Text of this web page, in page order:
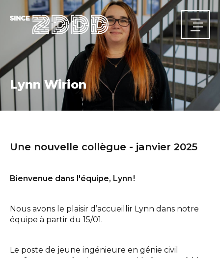
Qui nous sommes
Notre parcours
Nos équipes
DOMAINES D'ACTIVITÉ
CONTACT
INFO@DAEDALUS.LU +352 26 87 03 55
Lynn Wirion
Une nouvelle collègue - janvier 2025
Bienvenue dans l'équipe, Lynn !
Nous avons le plaisir d’accueillir Lynn dans notre
équipe à partir du 15/01.
Le poste de jeune ingénieure en génie civil